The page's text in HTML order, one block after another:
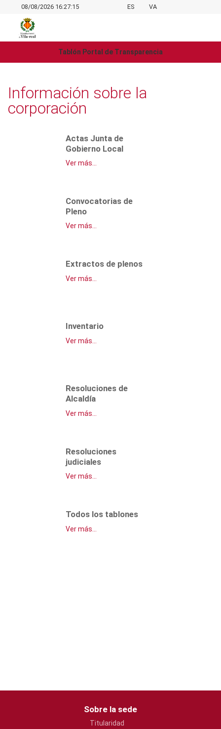
08/08/2026 16:27:15 ES VA
Tablón Portal de Transparencia
Información sobre la
corporación
Actas Junta de
Gobierno Local
Ver más...
Convocatorias de
Pleno
Ver más...
Extractos de plenos
Ver más...
Inventario
Ver más...
Resoluciones de
Alcaldía
Ver más...
Resoluciones
judiciales
Ver más...
Todos los tablones
Ver más...
Sobre la sede
Titularidad